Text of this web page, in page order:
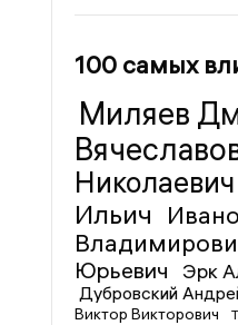
100 самых
Миляев
Николаевич
Ильич
Юрьевич
Эрк
Дубровский
Виктор Викторович